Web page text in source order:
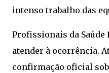
intenso trabalho das
Profissionais da
atender à ocorrência.
confirmação oficial